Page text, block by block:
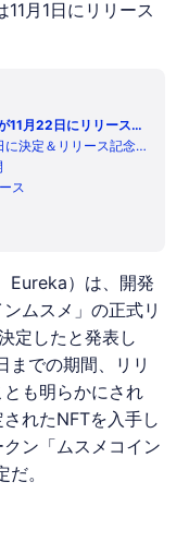
月1日にリリース
11月22日にリリース決
リース後の開発ロード
決定＆リリース記念ガ
ス
Eureka）は、開発
ンムスメ 」の正式リ
定したと発表し
までの期間、リリ
も明らかにされ
れたNFTを入手し
ン「ムスメコイン
。